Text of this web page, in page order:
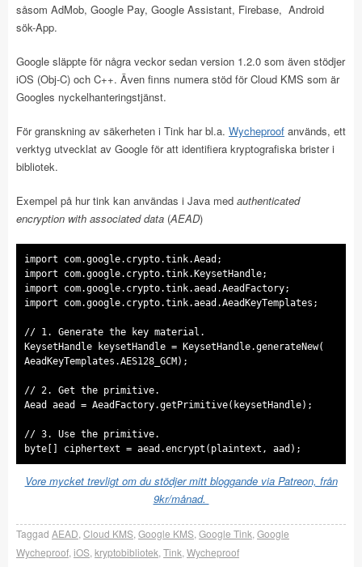
såsom AdMob, Google Pay, Google Assistant, Firebase, Android
sök-App.
Google släppte för några veckor sedan version 1.2.0 som även stödjer
iOS (Obj-C) och C++. Även finns numera stöd för Cloud KMS som är
Googles nyckelhanteringstjänst.
För granskning av säkerheten i Tink har bl.a. Wycheproof används, ett
verktyg utvecklat av Google för att identifiera kryptografiska brister i
bibliotek.
Exempel på hur tink kan användas i Java med authenticated
encryption with associated data (AEAD)
import com.google.crypto.tink.Aead
import
com.google.crypto.tink.KeysetHandle
import
com.google.crypto.tink.aead.AeadFactory
import
com.google.crypto.tink.aead.AeadKeyTemplates ;
// 1. Generate the key material.
KeysetHandle keysetHandle = KeysetHandle.
AeadKeyTemplates .AES128_GCM);
// 2. Get the primitive.
Aead
aead = AeadFactory.getPrimitive(keysetHandle);
// 3. Use the primitive.
byte [] ciphertext = aead .encrypt(plaintext, aad);
Vore mycket trevligt om du stödjer mitt bloggande via Patreon, från
9kr/månad.
Taggad AEAD Cloud KMS Google KMS Google Tink Google
Wycheproof iOS kryptobibliotek Tink Wycheproof